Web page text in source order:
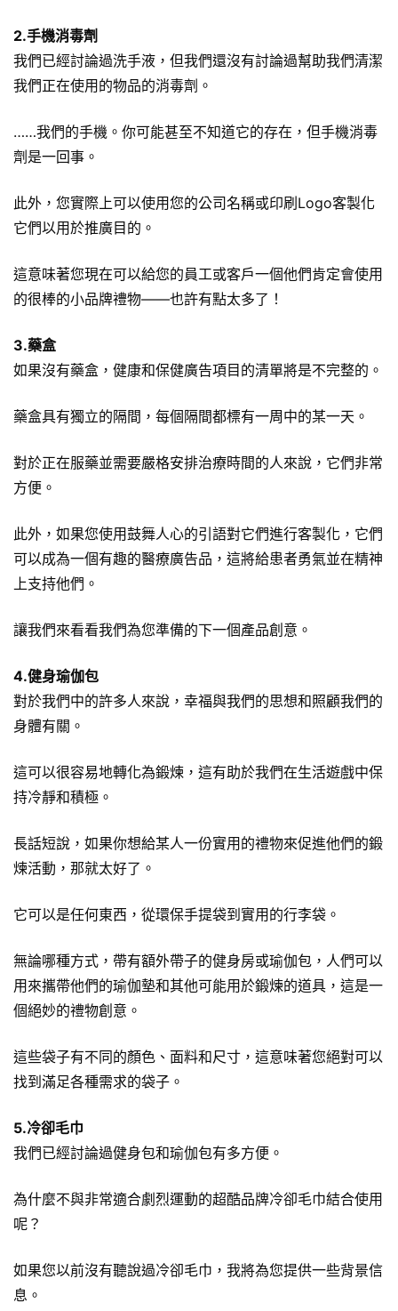
2.手機消毒劑
我們已經討論過洗手液，但我們還沒有討論過幫助我們清潔
我們正在使用的物品的消毒劑。
……我們的手機。你可能甚至不知道它的存在，但手機消毒
劑是一回事。
此外，您實際上可以使用您的公司名稱或印刷Logo客製化
它們以用於推廣目的。
這意味著您現在可以給您的員工或客戶一個他們肯定會使用
的很棒的小品牌禮物——也許有點太多了！
3.藥盒
如果沒有藥盒，健康和保健廣告項目的清單將是不完整的。
藥盒具有獨立的隔間，每個隔間都標有一周中的某一天。
對於正在服藥並需要嚴格安排治療時間的人來說，它們非常
方便。
此外，如果您使用鼓舞人心的引語對它們進行客製化，它們
可以成為一個有趣的醫療廣告品，這將給患者勇氣並在精神
上支持他們。
讓我們來看看我們為您準備的下一個產品創意。
4.健身瑜伽包
對於我們中的許多人來說，幸福與我們的思想和照顧我們的
身體有關。
這可以很容易地轉化為鍛煉，這有助於我們在生活遊戲中保
持冷靜和積極。
長話短說，如果你想給某人一份實用的禮物來促進他們的鍛
煉活動，那就太好了。
它可以是任何東西，從環保手提袋到實​​用的行李袋。
無論哪種方式，帶有額外帶子的健身房或瑜伽包，人們可以
用來攜帶他們的瑜伽墊和其他可能用於鍛煉的道具，這是一
個絕妙的禮物創意。
這些袋子有不同的顏色、面料和尺寸，這意味著您絕對可以
找到滿足各種需求的袋子。
5.冷卻毛巾
我們已經討論過健身包和瑜伽包有多方便。
為什麼不與非常適合劇烈運動的超酷品牌冷卻毛巾結合使用
呢？
如果您以前沒有聽說過冷卻毛巾，我將為您提供一些背景信
息。